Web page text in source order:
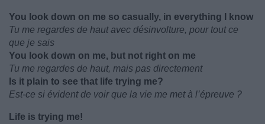
You look down on me so casually, in everything I know
Tu me regardes de haut avec désinvolture, pour tout ce
que je sais
You look down on me, but not right on me
Tu me regardes de haut, mais pas directement
Is it plain to see that life trying me?
Est-ce si évident de voir que la vie me met à l’épreuve ?
Life is trying me!